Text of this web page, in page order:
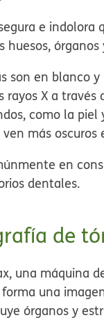
e indolora
son en blanco
rayos X a
como la
más oscuros
en
dentales.
de
una máquina
una
órganos y